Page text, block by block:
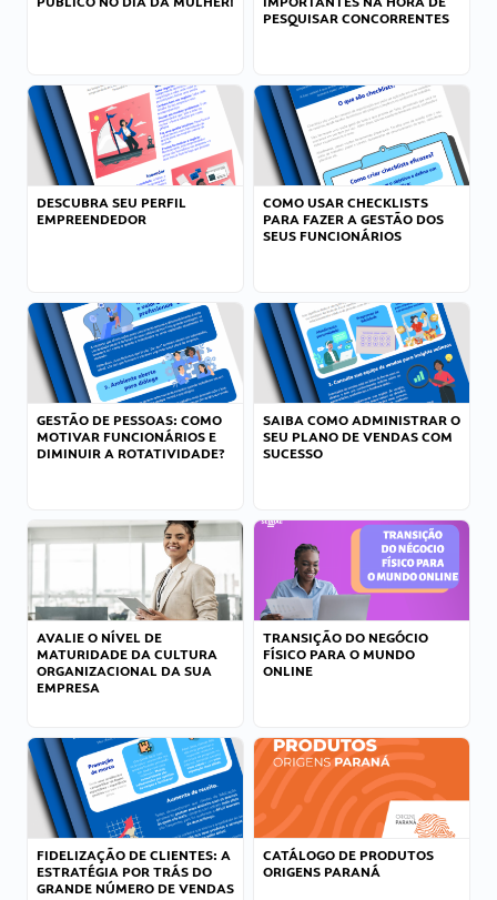
PESQUISAR CONCORRENTES
DESCUBRA SEU PERFIL
EMPREENDEDOR
COMO USAR CHECKLISTS
PARA FAZER A GESTÃO DOS
SEUS FUNCIONÁRIOS
GESTÃO DE PESSOAS: COMO
MOTIVAR FUNCIONÁRIOS E
DIMINUIR A ROTATIVIDADE?
SAIBA COMO ADMINISTRAR O
SEU PLANO DE VENDAS COM
SUCESSO
AVALIE O NÍVEL DE
MATURIDADE DA CULTURA
ORGANIZACIONAL DA SUA
EMPRESA
TRANSIÇÃO DO NEGÓCIO
FÍSICO PARA O MUNDO
ONLINE
FIDELIZAÇÃO DE CLIENTES: A
ESTRATÉGIA POR TRÁS DO
GRANDE NÚMERO DE VENDAS
CATÁLOGO DE PRODUTOS
ORIGENS PARANÁ